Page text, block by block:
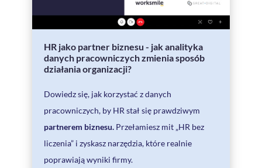
HR jako partner biznesu - jak analityka
danych pracowniczych zmienia sposób
działania organizacji?
Dowiedz się, jak korzystać z danych
pracowniczych, by HR stał się prawdziwym
partnerem biznesu. Przełamiesz mit „HR bez
liczenia” i zyskasz narzędzia, które realnie
poprawiają wyniki firmy.